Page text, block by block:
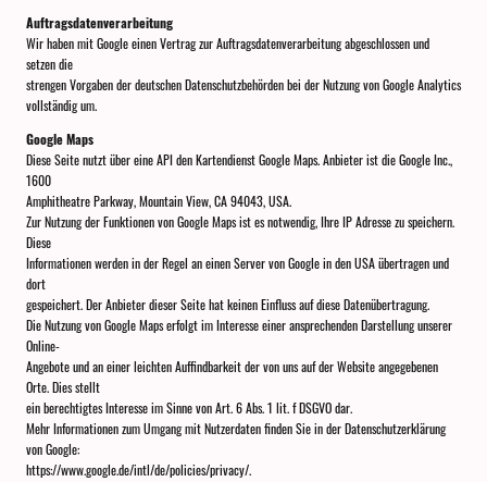
Auftragsdatenverarbeitung
Wir haben mit Google einen Vertrag zur Auftragsdatenverarbeitung abgeschlossen und
setzen die
strengen Vorgaben der deutschen Datenschutzbehörden bei der Nutzung von Google Analytics
vollständig um.
Google Maps
Diese Seite nutzt über eine API den Kartendienst Google Maps. Anbieter ist die Google Inc.,
1600
Amphitheatre Parkway, Mountain View, CA 94043, USA.
Zur Nutzung der Funktionen von Google Maps ist es notwendig, Ihre IP Adresse zu speichern.
Diese
Informationen werden in der Regel an einen Server von Google in den USA übertragen und
dort
gespeichert. Der Anbieter dieser Seite hat keinen Einfluss auf diese Datenübertragung.
Die Nutzung von Google Maps erfolgt im Interesse einer ansprechenden Darstellung unserer
Online-
Angebote und an einer leichten Auffindbarkeit der von uns auf der Website angegebenen
Orte. Dies stellt
ein berechtigtes Interesse im Sinne von Art. 6 Abs. 1 lit. f DSGVO dar.
Mehr Informationen zum Umgang mit Nutzerdaten finden Sie in der Datenschutzerklärung
von Google:
https://www.google.de/intl/de/policies/privacy/.